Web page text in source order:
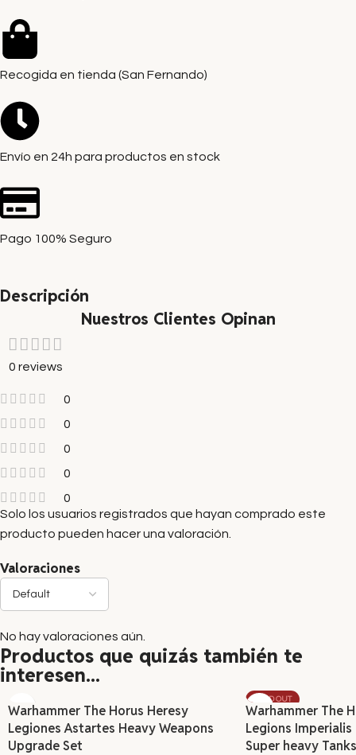
Recogida en tienda (San Fernando)
Envío en 24h para productos en stock
Pago 100% Seguro
Descripción
Nuestros Clientes Opinan
0 reviews
0
0
0
0
0
Valoraciones
No hay valoraciones aún.
Solo los usuarios registrados que hayan comprado este
producto pueden hacer una valoración.
Productos que quizás también te
interesen...
Warhammer The Horus Heresy
Legiones Astartes Heavy Weapons
Upgrade Set
SOLD OUT
Warhammer The
Legions
Super heavy